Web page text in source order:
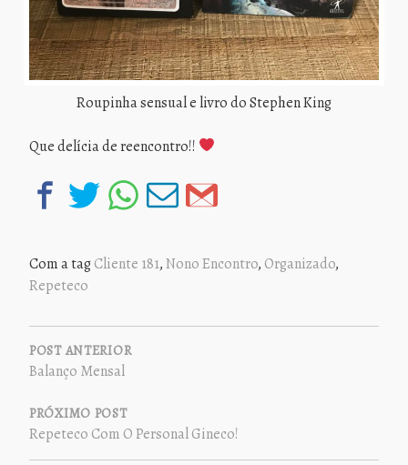
Roupinha sensual e livro do Stephen King
Que delícia de reencontro!!
Com a tagCliente 181,Nono Encontro, Organizado,
Repeteco
NAVEGAÇÃO
DE
POST
POST ANTERIOR
Balanço Mensal
PRÓXIMO POST
Repeteco Com O Personal Gineco!